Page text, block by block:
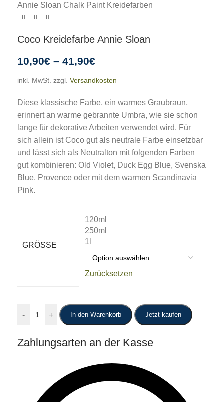
Annie Sloan Chalk Paint Kreidefarben
Coco Kreidefarbe Annie Sloan
10,90€ – 41,90€
inkl. MwSt. zzgl. Versandkosten
Diese klassische Farbe, ein warmes Graubraun,
erinnert an warme gebrannte Umbra, wie sie schon
lange für dekorative Arbeiten verwendet wird. Für
sich allein ist Coco gut als neutrale Farbe einsetzbar
und lässt sich als Neutralton mit folgenden Farben
gut kombinieren: Old Violet, Duck Egg Blue, Svenska
Blue, Provence oder mit dem warmen Scandinavia
Pink.
GRÖSSE
120ml
250ml
1l
Zurücksetzen
- + In den Warenkorb Jetzt kaufen
Zahlungsarten an der Kasse